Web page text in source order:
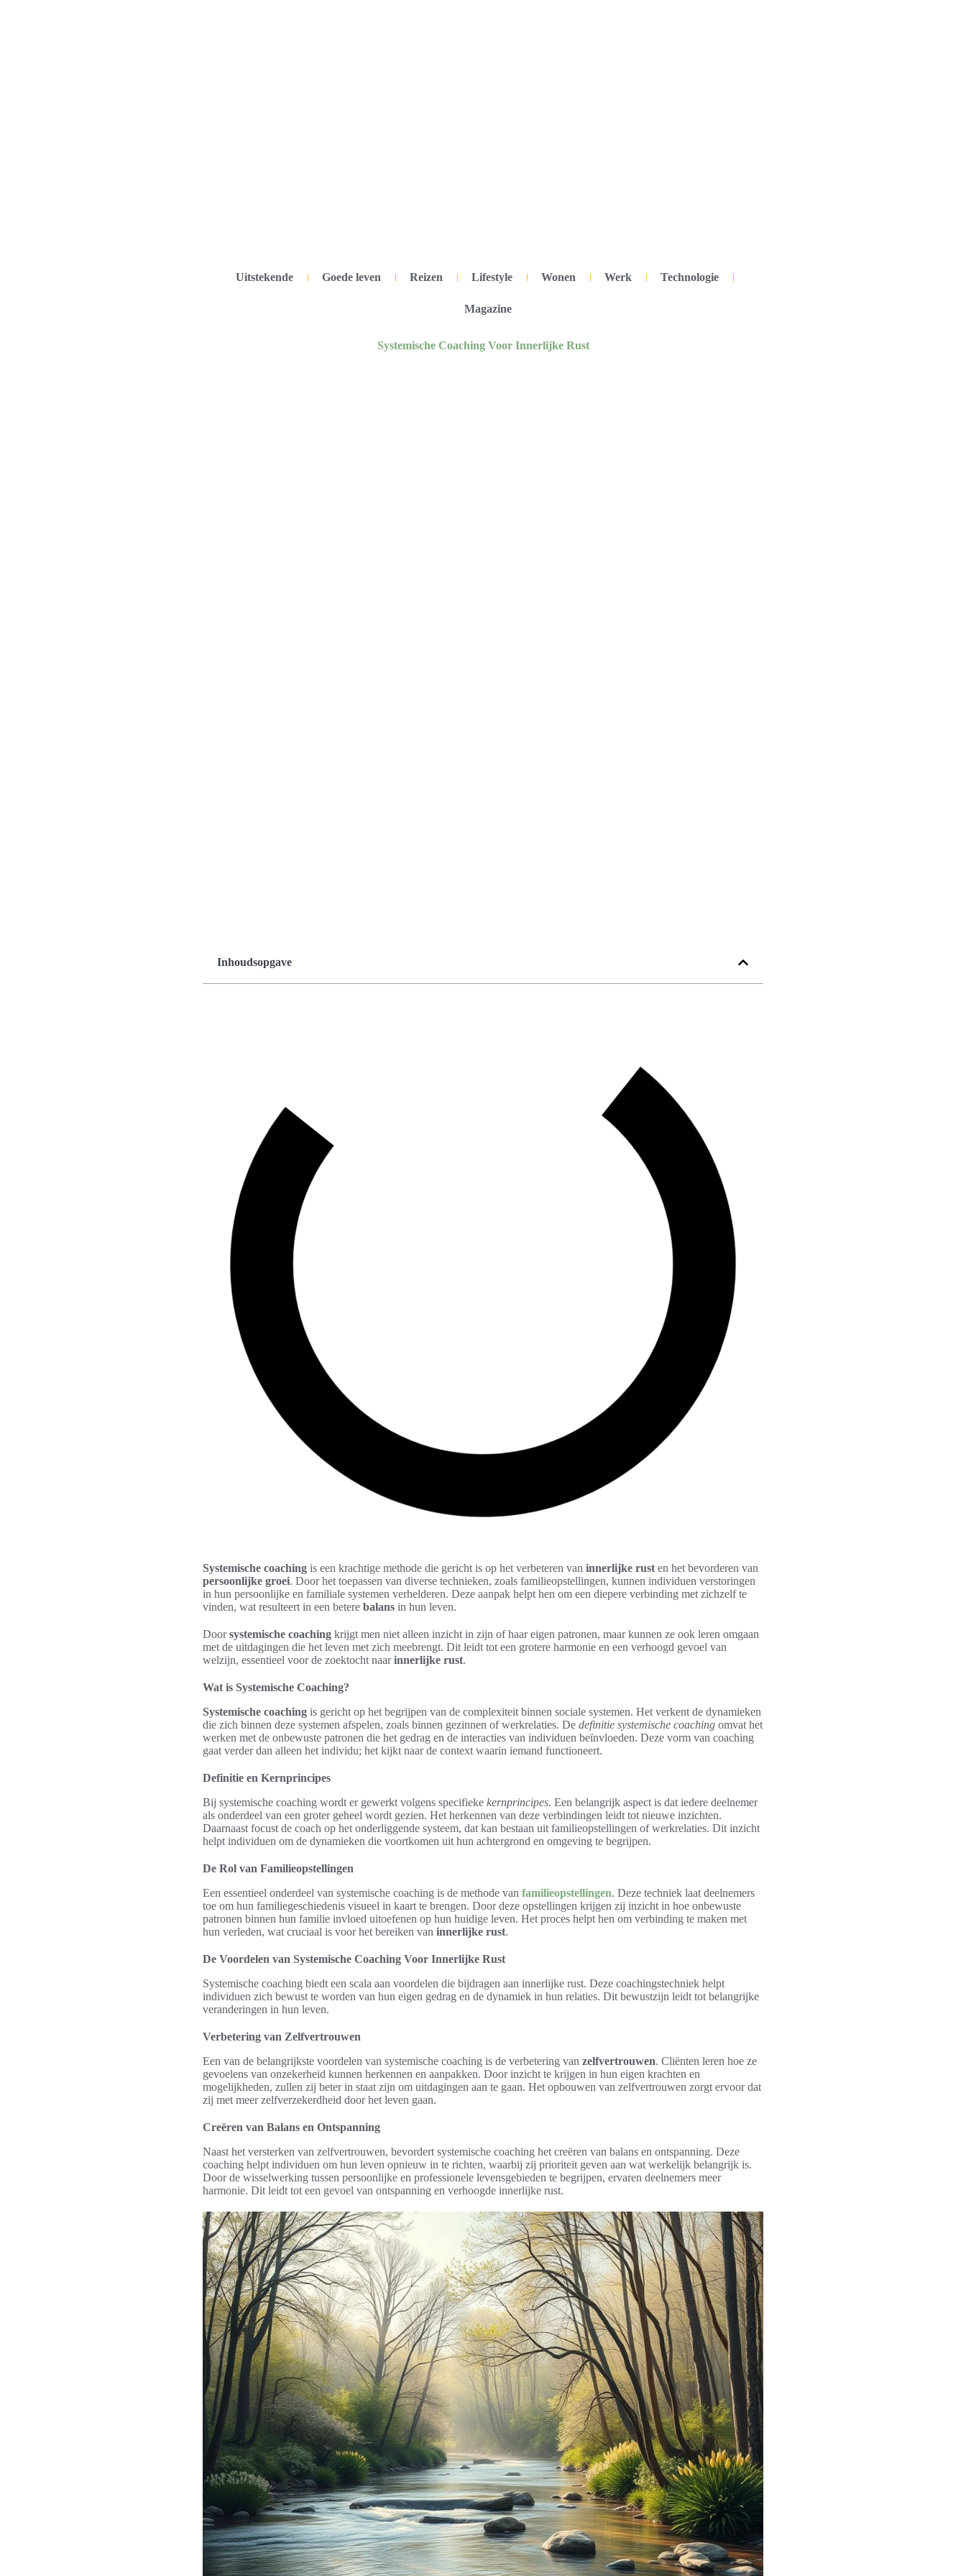
Uitstekende Goede leven Reizen Lifestyle Wonen Werk Technologie
Magazine
Systemische Coaching Voor Innerlijke Rust
Inhoudsopgave
Systemische coaching is een krachtige methode die gericht is op het verbeteren van innerlijke rust en het bevorderen van
persoonlijke groei. Door het toepassen van diverse technieken, zoals familieopstellingen, kunnen individuen verstoringen
in hun persoonlijke en familiale systemen verhelderen. Deze aanpak helpt hen om een diepere verbinding met zichzelf te
vinden, wat resulteert in een betere balans in hun leven.
Doorsystemische coaching krijgt men niet alleen inzicht in zijn of haar eigen patronen, maar kunnen ze ook leren omgaan
met de uitdagingen die het leven met zich meebrengt. Dit leidt tot een grotere harmonie en een verhoogd gevoel van
welzijn, essentieel voor de zoektocht naarinnerlijke rust.
Wat is Systemische Coaching?
Systemische coaching is gericht op het begrijpen van de complexiteit binnen sociale systemen. Het verkent de dynamieken
die zich binnen deze systemen afspelen, zoals binnen gezinnen of werkrelaties. De definitie systemische coaching omvat het
werken met de onbewuste patronen die het gedrag en de interacties van individuen beïnvloeden. Deze vorm van coaching
gaat verder dan alleen het individu; het kijkt naar de context waarin iemand functioneert.
Definitie en Kernprincipes
Bij systemische coaching wordt er gewerkt volgens specifieke kernprincipes. Een belangrijk aspect is dat iedere deelnemer
als onderdeel van een groter geheel wordt gezien. Het herkennen van deze verbindingen leidt tot nieuwe inzichten.
Daarnaast focust de coach op het onderliggende systeem, dat kan bestaan uit familieopstellingen of werkrelaties. Dit inzicht
helpt individuen om de dynamieken die voortkomen uit hun achtergrond en omgeving te begrijpen.
De Rol van Familieopstellingen
Een essentieel onderdeel van systemische coaching is de methode van familieopstellingen. Deze techniek laat deelnemers
toe om hun familiegeschiedenis visueel in kaart te brengen. Door deze opstellingen krijgen zij inzicht in hoe onbewuste
patronen binnen hun familie invloed uitoefenen op hun huidige leven. Het proces helpt hen om verbinding te maken met
hun verleden, wat cruciaal is voor het bereiken van innerlijke rust.
De Voordelen van Systemische Coaching Voor Innerlijke Rust
Systemische coaching biedt een scala aan voordelen die bijdragen aan innerlijke rust. Deze coachingstechniek helpt
individuen zich bewust te worden van hun eigen gedrag en de dynamiek in hun relaties. Dit bewustzijn leidt tot belangrijke
veranderingen in hun leven.
Verbetering van Zelfvertrouwen
Een van de belangrijkste voordelen van systemische coaching is de verbetering van zelfvertrouwen. Cliënten leren hoe ze
gevoelens van onzekerheid kunnen herkennen en aanpakken. Door inzicht te krijgen in hun eigen krachten en
mogelijkheden, zullen zij beter in staat zijn om uitdagingen aan te gaan. Het opbouwen van zelfvertrouwen zorgt ervoor dat
zij met meer zelfverzekerdheid door het leven gaan.
Creëren van Balans en Ontspanning
Naast het versterken van zelfvertrouwen, bevordert systemische coaching het creëren van balans en ontspanning. Deze
coaching helpt individuen om hun leven opnieuw in te richten, waarbij zij prioriteit geven aan wat werkelijk belangrijk is.
Door de wisselwerking tussen persoonlijke en professionele levensgebieden te begrijpen, ervaren deelnemers meer
harmonie. Dit leidt tot een gevoel van ontspanning en verhoogde innerlijke rust.